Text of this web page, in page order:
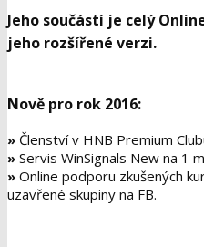
Jeho součástí je celý
jeho rozšířené verzi.
Nově pro rok 2016:
» Členství v HNB Premium
» Servis WinSignals New na 1
» Online podporu zkušených
uzavřené skupiny na FB.